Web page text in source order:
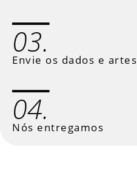
03.
Envie os dados e artes
04.
Nós entregamos